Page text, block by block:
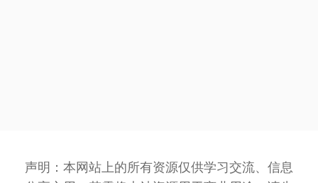
声明：本网站上的所有资源仅供学习交流、信息